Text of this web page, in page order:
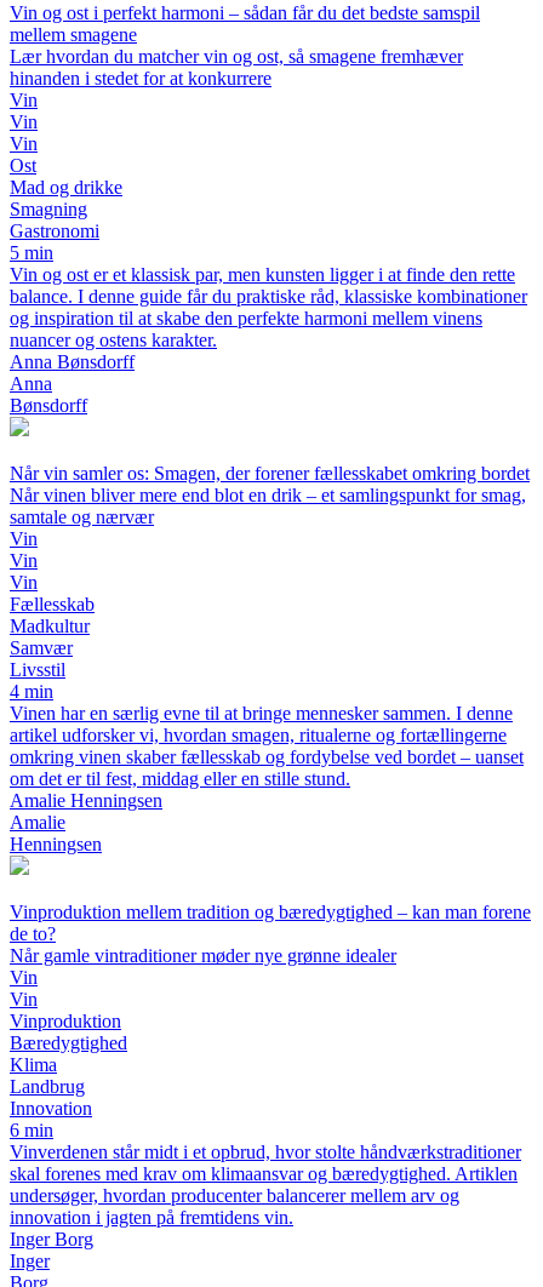
Vin og ost i perfekt harmoni – sådan får du det bedste samspil
mellem smagene
Lær hvordan du matcher vin og ost, så smagene fremhæver
hinanden i stedet for at konkurrere
Vin
Vin
Vin
Ost
Mad og drikke
Smagning
Gastronomi
5 min
Vin og ost er et klassisk par, men kunsten ligger i at finde den rette
balance. I denne guide får du praktiske råd, klassiske kombinationer
og inspiration til at skabe den perfekte harmoni mellem vinens
nuancer og ostens karakter.
Anna Bønsdorff
Anna
Bønsdorff
Når vin samler os: Smagen, der forener fællesskabet omkring bordet
Når vinen bliver mere end blot en drik – et samlingspunkt for smag,
samtale og nærvær
Vin
Vin
Vin
Fællesskab
Madkultur
Samvær
Livsstil
4 min
Vinen har en særlig evne til at bringe mennesker sammen. I denne
artikel udforsker vi, hvordan smagen, ritualerne og fortællingerne
omkring vinen skaber fællesskab og fordybelse ved bordet – uanset
om det er til fest, middag eller en stille stund.
Amalie Henningsen
Amalie
Henningsen
Vinproduktion mellem tradition og bæredygtighed – kan man forene
de to?
Når gamle vintraditioner møder nye grønne idealer
Vin
Vin
Vinproduktion
Bæredygtighed
Klima
Landbrug
Innovation
6 min
Vinverdenen står midt i et opbrud, hvor stolte håndværkstraditioner
skal forenes med krav om klimaansvar og bæredygtighed. Artiklen
undersøger, hvordan producenter balancerer mellem arv og
innovation i jagten på fremtidens vin.
Inger Borg
Inger
Borg